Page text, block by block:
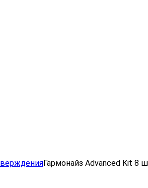
Гармонайз Advanced Kit 8